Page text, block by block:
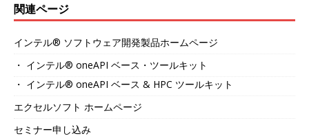
関連ページ
インテル® ソフトウェア開発製品ホームページ
・ インテル® oneAPI ベース・ツールキット
・ インテル® oneAPI ベース & HPC ツールキット
エクセルソフト ホームページ
セミナー申し込み